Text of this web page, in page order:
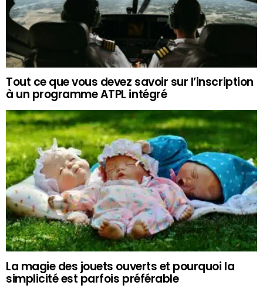
Tout ce que vous devez savoir sur l’inscription
à un programme ATPL intégré
La magie des jouets ouverts et pourquoi la
simplicité est parfois préférable